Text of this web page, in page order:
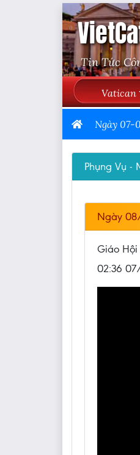
Tin Tức
Vatican
Ngày 07-
Phụng Vụ -
Ngày
Giáo
02:36